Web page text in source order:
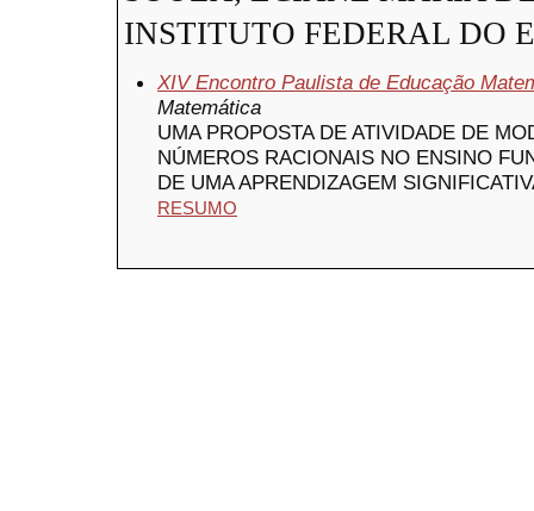
INSTITUTO FEDERAL DO
XIV Encontro Paulista de Educação
Matemática
UMA PROPOSTA DE ATIVIDADE DE
NÚMEROS RACIONAIS NO ENSINO
DE UMA APRENDIZAGEM
RESUMO